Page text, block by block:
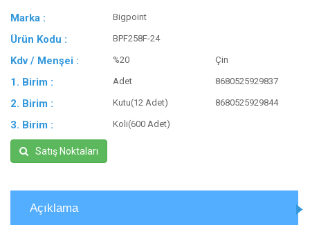
Marka : Bigpoint
Ürün Kodu : BPF258F-24
Kdv / Menşei : %20 Çin
1. Birim : Adet 8680525929837
2. Birim : Kutu(12 Adet) 8680525929844
3. Birim : Koli(600 Adet)
Satış Noktaları
Açıklama